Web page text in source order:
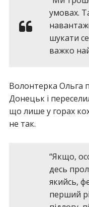
умовах.
шукати
важко
Волонтерка Ольга
Донецьк і
що лише у горах
не так.
“Якщо,
десь
якийсь,
перший